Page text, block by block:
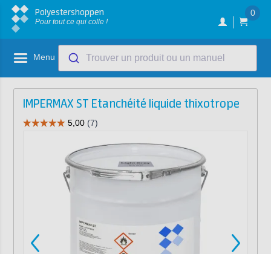
Polyestershoppen
Pour tout ce qui colle !
0
Menu Trouver un produit ou un manuel
IMPERMAX ST Etanchéité liquide thixotrope